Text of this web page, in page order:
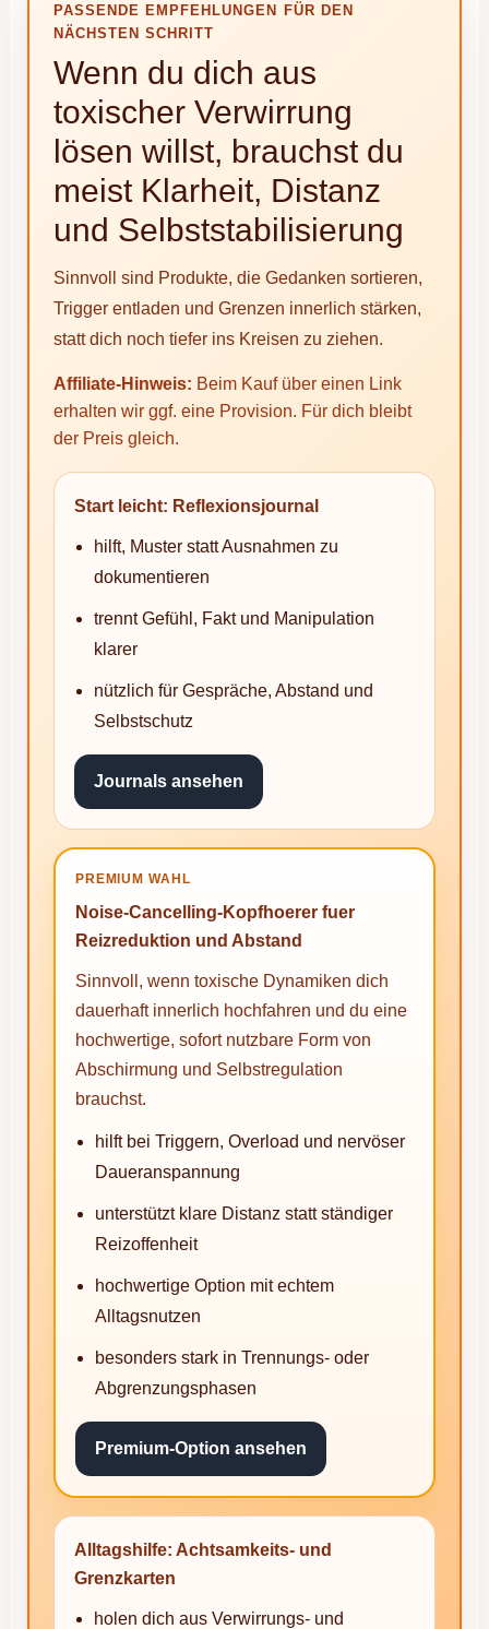
PASSENDE EMPFEHLUNGEN FÜR DEN
NÄCHSTEN SCHRITT
Wenn du dich aus
toxischer Verwirrung
lösen willst, brauchst du
meist Klarheit, Distanz
und Selbststabilisierung
Sinnvoll sind Produkte, die Gedanken sortieren,
Trigger entladen und Grenzen innerlich stärken,
statt dich noch tiefer ins Kreisen zu ziehen.
Affiliate-Hinweis: Beim Kauf über einen Link
erhalten wir ggf. eine Provision. Für dich bleibt
der Preis gleich.
Start leicht: Reflexionsjournal
hilft, Muster statt Ausnahmen zu
dokumentieren
trennt Gefühl, Fakt und Manipulation
klarer
nützlich für Gespräche, Abstand und
Selbstschutz
Journals ansehen
PREMIUM WAHL
Noise-Cancelling-Kopfhoerer fuer
Reizreduktion und Abstand
Sinnvoll, wenn toxische Dynamiken dich
dauerhaft innerlich hochfahren und du eine
hochwertige, sofort nutzbare Form von
Abschirmung und Selbstregulation
brauchst.
hilft bei Triggern, Overload und nervöser
Daueranspannung
unterstützt klare Distanz statt ständiger
Reizoffenheit
hochwertige Option mit echtem
Alltagsnutzen
besonders stark in Trennungs- oder
Abgrenzungsphasen
Premium-Option ansehen
Alltagshilfe: Achtsamkeits- und
Grenzkarten
holen dich aus Verwirrungs- und